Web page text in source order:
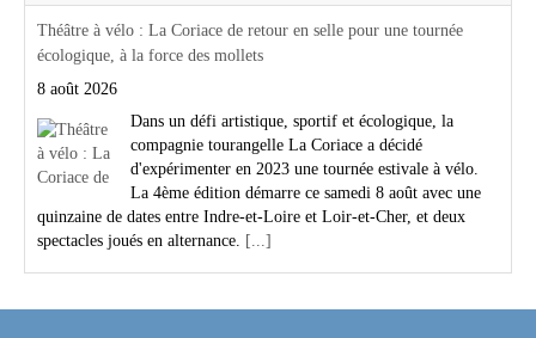
Théâtre à vélo : La Coriace de retour en selle pour une tournée
écologique, à la force des mollets
8 août 2026
Dans un défi artistique, sportif et écologique, la
compagnie tourangelle La Coriace a décidé
d'expérimenter en 2023 une tournée estivale à vélo.
La 4ème édition démarre ce samedi 8 août avec une
quinzaine de dates entre Indre-et-Loire et Loir-et-Cher, et deux
spectacles joués en alternance. [...]